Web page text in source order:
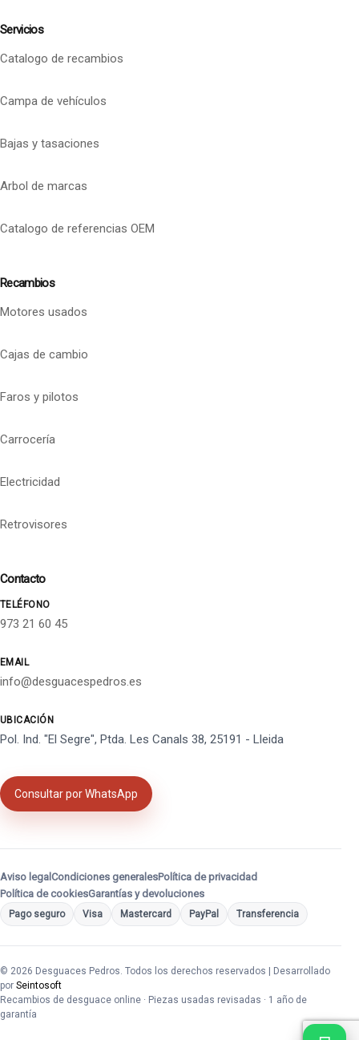
Servicios
Catalogo de recambios
Campa de vehículos
Bajas y tasaciones
Arbol de marcas
Catalogo de referencias OEM
Recambios
Motores usados
Cajas de cambio
Faros y pilotos
Carrocería
Electricidad
Retrovisores
Contacto
TELÉFONO
973 21 60 45
EMAIL
info@desguacespedros.es
UBICACIÓN
Pol. Ind. "El Segre", Ptda. Les Canals 38, 25191 - Lleida
Consultar por WhatsApp
Aviso legal Condiciones generalesPolítica de privacidad
Política de cookiesGarantías y devoluciones
Pago seguro Visa Mastercard PayPal Transferencia
© 2026 Desguaces Pedros. Todos los derechos reservados | Desarrollado
por Seintosoft
Recambios de desguace online · Piezas usadas revisadas · 1 año de
garantía